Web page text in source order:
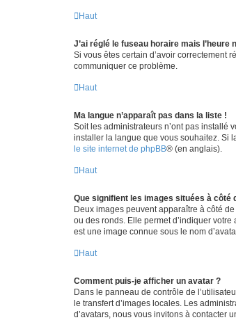
Haut
J’ai réglé le fuseau horaire mais l’heure
Si vous êtes certain d’avoir correctement
communiquer ce problème.
Haut
Ma langue n’apparaît pas dans la liste !
Soit les administrateurs n’ont pas installé
installer la langue que vous souhaitez. Si
le site internet de phpBB® (en anglais).
Haut
Que signifient les images situées à côté
Deux images peuvent apparaître à côté
ou des ronds. Elle permet d’indiquer
est une image connue sous le nom
Haut
Comment puis-je afficher un avatar ?
Dans le panneau de contrôle de
le transfert d’images locales. Les
d’avatars, nous vous invitons à contacter